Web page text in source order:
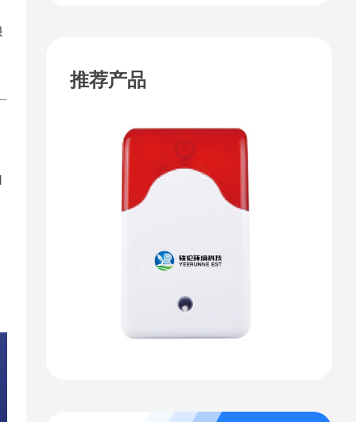
推荐产品